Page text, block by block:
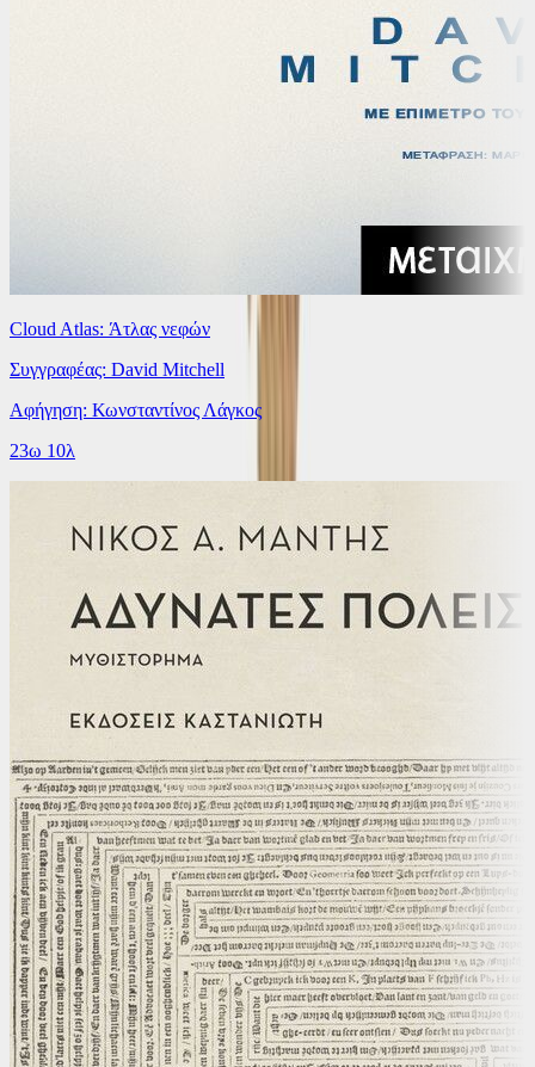
Cloud Atlas: Άτλας νεφών
Συγγραφέας: David Mitchell
Αφήγηση: Κωνσταντίνος Λάγκος
23ω 10λ